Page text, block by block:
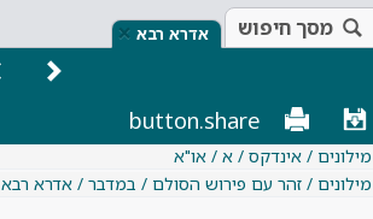
מסך חיפוש אדרא רבא ×
button.share
מילונים / אינדקס / א / או"א
מילונים / זהר עם פירוש הסולם / במדבר / אדרא רבא